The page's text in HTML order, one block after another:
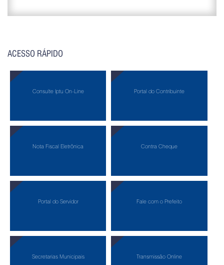
ACESSO RÁPIDO
Consulte Iptu On-Line Portal do Contribuinte
Nota Fiscal Eletrônica Contra Cheque
Portal do Servidor Fale com o Prefeito
Secretarias Municipais Transmissão Online